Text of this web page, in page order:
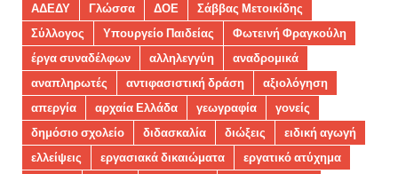
ΑΔΕΔΥ Γλώσσα ΔΟΕ
Σάββας Μετοικίδης
Σύλλογος
Υπουργείο Παιδείας
Φωτεινή Φραγκούλη
έργα συναδέλφων
αλληλεγγύη
αναδρομικά
αναπληρωτές
αντιφασιστική δράση
αξιολόγηση
απεργία
αρχαία Ελλάδα γεωγραφία
γονείς
δημόσιο σχολείο
διδασκαλία διώξεις
ειδική αγωγή
ελλείψεις
εργασιακά δικαιώματα
εργατικό ατύχημα